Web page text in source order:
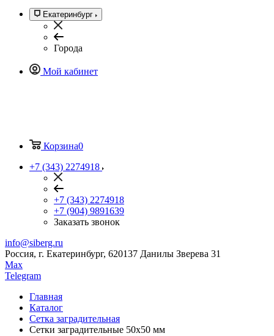
Екатеринбург
Города
Мой кабинет
Корзина0
+7 (343) 2274918
+7 (343) 2274918
+7 (904) 9891639
Заказать звонок
info@siberg.ru
Россия, г. Екатеринбург, 620137 Данилы Зверева 31
Max
Telegram
Главная
Каталог
Сетка заградительная
Сетки заградительные 50х50 мм